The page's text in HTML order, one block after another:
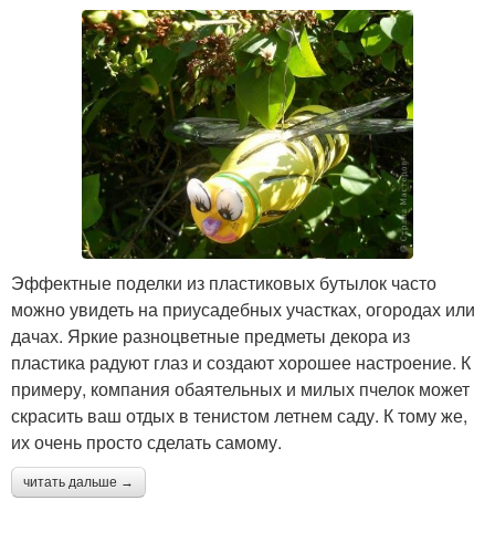
Эффектные поделки из пластиковых бутылок часто
можно увидеть на приусадебных участках, огородах или
дачах. Яркие разноцветные предметы декора из
пластика радуют глаз и создают хорошее настроение. К
примеру, компания обаятельных и милых пчелок может
скрасить ваш отдых в тенистом летнем саду. К тому же,
их очень просто сделать самому.
читать дальше →